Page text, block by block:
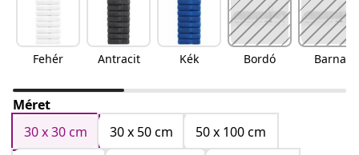
Fehér Antracit Kék Bordó Barna
Méret
30 x 30 cm
30 x 50 cm
50 x 100 cm